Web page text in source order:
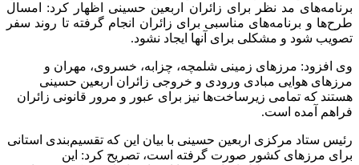
برنامه‌های مد نظر برای زائران اربعین حسینی اظهار کرد: امسال
طرح‌ها و برنامه‌های مناسبی برای زائران انجام گرفته تا روند سفر
تصویب شود و مشکلی برای آنها ایجاد نشود.
وی افزود: مرزهای زمینی شلمچه، چزابه، خسروی، مهران و
مرزهای هوایی مبادی ورودی و خروجی زائران اربعین حسینی
هستند که تمامی زیرساخت‌ها نیز برای عبور و مرور قانونی زائران
فراهم آمده است.
رئیس ستاد مرکزی اربعین حسینی با بیان این که تقسیم‌بندی استانی
برای مرزهای کشور صورت گرفته است، تصریح کرد: این